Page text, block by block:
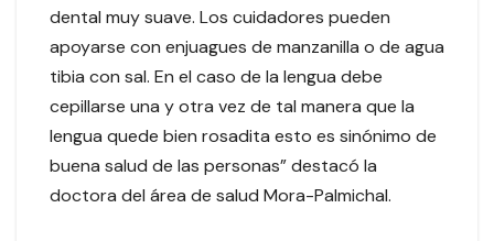
dental muy suave. Los cuidadores pueden
apoyarse con enjuagues de manzanilla o de agua
tibia con sal. En el caso de la lengua debe
cepillarse una y otra vez de tal manera que la
lengua quede bien rosadita esto es sinónimo de
buena salud de las personas” destacó la
doctora del área de salud Mora-Palmichal.